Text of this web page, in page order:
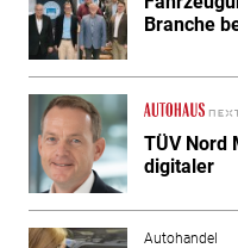
Branche
TÜV Nord
digitaler
Autohandel